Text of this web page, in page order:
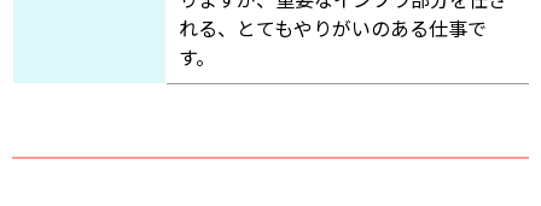
れる、とてもやりがいのある仕事で
す。